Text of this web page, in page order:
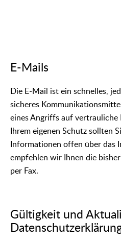
E-Mails
Die E-Mail ist ein schnelles,
sicheres
eines Angriffs auf vertrauliche
Ihrem eigenen Schutz sollten
Informationen offen über das
empfehlen wir Ihnen die
per Fax.
Gültigkeit und